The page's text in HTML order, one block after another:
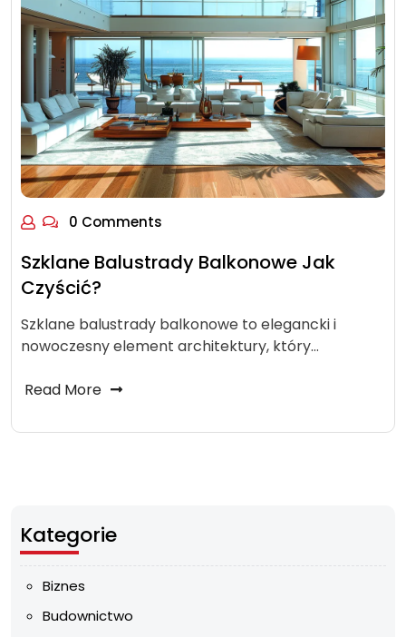
0 Comments
Szklane Balustrady Balkonowe Jak
Czyścić?
Szklane balustrady balkonowe to elegancki i
nowoczesny element architektury, który…
Read More
Kategorie
Biznes
Budownictwo